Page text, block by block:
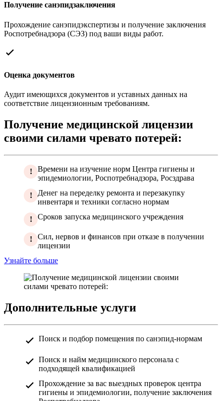
Получение санэпидзаключения
Прохождение санэпидэкспертизы и получение заключения
Роспотребнадзора (СЭЗ) под ваши виды работ.
Оценка документов
Аудит имеющихся документов и уставных данных на
соответствие лицензионным требованиям.
Получение медицинской лицензии
своими силами чревато потерей:
!
Времени на изучение норм Центра гигиены и
эпидемиологии, Роспотребнадзора, Росздрава
!
Денег на переделку ремонта и перезакупку
инвентаря и техники согласно нормам
! Сроков запуска медицинского учреждения
!
Сил, нервов и финансов при отказе в получении
лицензии
Узнайте больше
Дополнительные услуги
Поиск и подбор помещения по санэпид-нормам
Поиск и найм медицинского персонала с
подходящей квалификацией
Прохождение за вас выездных проверок центра
гигиены и эпидемиологии, получение заключения